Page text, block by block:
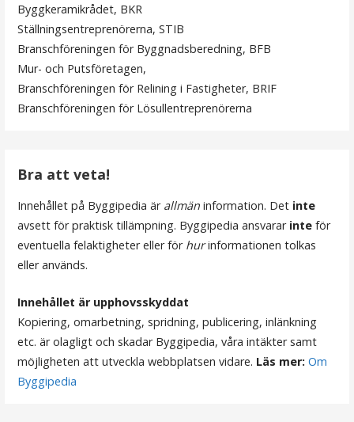
g
n
a
g
e
n
g
Byggkeramikrådet, BKR
Ställningsentreprenörerna, STIB
Branschföreningen för Byggnadsberedning, BFB
Mur- och Putsföretagen,
Branschföreningen för Relining i Fastigheter, BRIF
Branschföreningen för Lösullentreprenörerna
Bra att veta!
Innehållet på Byggipedia är allmän information. Det inte
avsett för praktisk tillämpning. Byggipedia ansvarar inte för
eventuella felaktigheter eller för hurinformationen tolkas
eller används.
Innehållet är upphovsskyddat
Kopiering, omarbetning, spridning, publicering, inlänkning
etc. är olagligt och skadar Byggipedia, våra intäkter samt
möjligheten att utveckla webbplatsen vidare. Läs mer: Om
Byggipedia